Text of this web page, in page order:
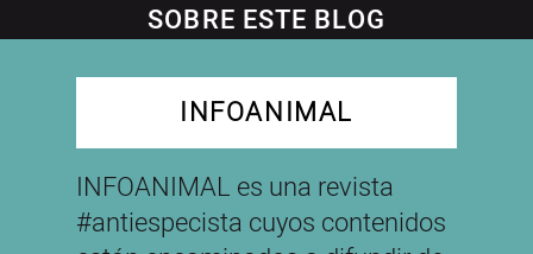
SOBRE ESTE BLOG
INFOANIMAL
INFOANIMAL es una revista
#antiespecista cuyos contenidos